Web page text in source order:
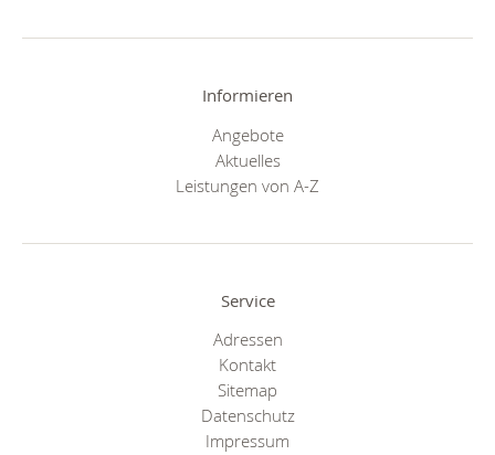
Informieren
Angebote
Aktuelles
Leistungen von A-Z
Service
Adressen
Kontakt
Sitemap
Datenschutz
Impressum